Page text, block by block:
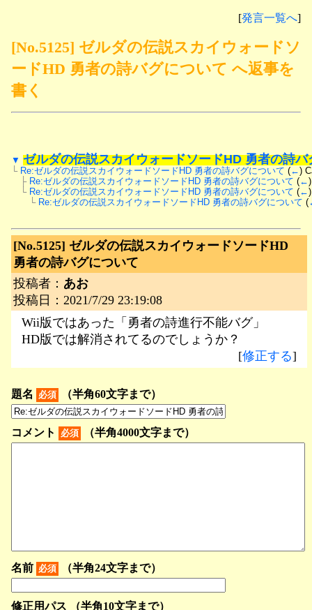
[発言一覧へ]
[No.5125] ゼルダの伝説スカイウォードソ
ードHD 勇者の詩バグについて へ返事を
書く
▼ ゼルダの伝説スカイウォードソードHD 勇者の詩バ
└ Re:ゼルダの伝説スカイウォードソードHD 勇者の詩バグについて (←)
├ Re:ゼルダの伝説スカイウォードソードHD 勇者の詩バグについて (←
└ Re:ゼルダの伝説スカイウォードソードHD 勇者の詩バグについて (←
└ Re:ゼルダの伝説スカイウォードソードHD 勇者の詩バグについて (
[No.5125] ゼルダの伝説スカイウォードソードHD
勇者の詩バグについて
投稿者： あお
投稿日：2021/7/29 23:19:08
Wii版ではあった「勇者の詩進行不能バグ」
HD版では解消されてるのでしょうか？
[修正する]
題名 必須 （半角60文字まで）
コメント 必須 （半角4000文字まで）
名前 必須 （半角24文字まで）
修正用パス （半角10文字まで）